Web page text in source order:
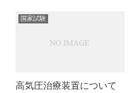
国家試験
高気圧治療装置について